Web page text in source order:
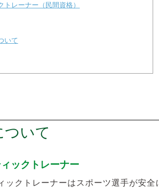
トレーナー（民間資格）
いて
ついて
ックトレーナー
ックトレーナーはスポーツ選手が安全